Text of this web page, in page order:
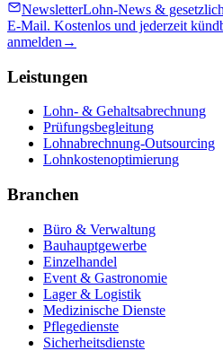
NewsletterLohn-News &
E-Mail. Kostenlos und jederzeit
anmelden →
Leistungen
Lohn- & Gehaltsabrechnung
Prüfungsbegleitung
Lohnabrechnung-Outsourcing
Lohnkostenoptimierung
Branchen
Büro & Verwaltung
Bauhauptgewerbe
Einzelhandel
Event & Gastronomie
Lager & Logistik
Medizinische Dienste
Pflegedienste
Sicherheitsdienste